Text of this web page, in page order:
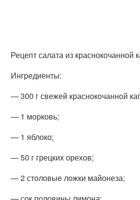
Рецепт салата из краснокочанной
Ингредиенты:
— 300 г свежей краснокочанной
— 1 морковь;
— 1 яблоко;
— 50 г грецких орехов;
— 2 столовые ложки майонеза;